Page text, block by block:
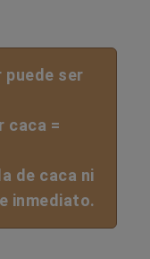
puede ser
caca =
de caca ni
inmediato.